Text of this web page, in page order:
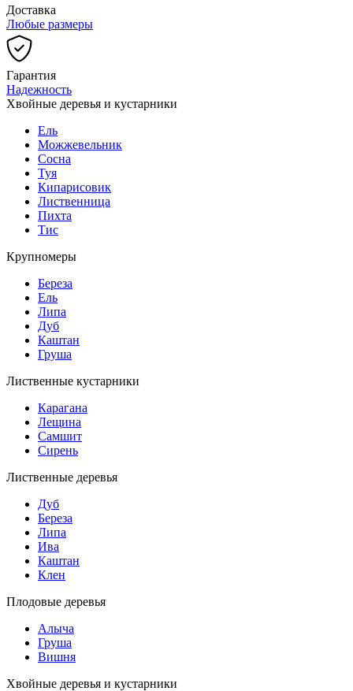
Доставка
Любые размеры
Гарантия
Надежность
Хвойные деревья и кустарники
Ель
Можжевельник
Сосна
Туя
Кипарисовик
Лиственница
Пихта
Тис
Крупномеры
Береза
Ель
Липа
Дуб
Каштан
Груша
Лиственные кустарники
Карагана
Лещина
Самшит
Сирень
Лиственные деревья
Дуб
Береза
Липа
Ива
Каштан
Клен
Плодовые деревья
Алыча
Груша
Вишня
Хвойные деревья и кустарники